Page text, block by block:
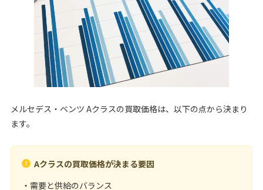
メルセデス・ベンツ Aクラスの買取価格は、以下の点から決まり
ます。
Aクラスの買取価格が決まる要因
・需要と供給のバランス